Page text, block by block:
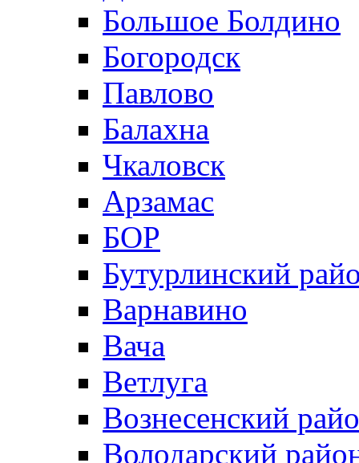
Большое Болдино
Богородск
Павлово
Балахна
Чкаловск
Арзамас
БОР
Бутурлинский
Варнавино
Вача
Ветлуга
Вознесенский
Володарский